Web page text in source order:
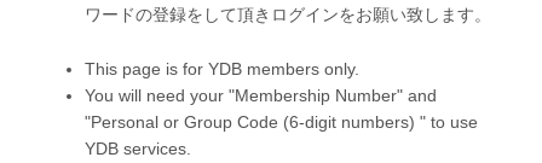
ワードの登録をして頂きログインをお願い致します。
This page is for YDB members only.
You will need your "Membership Number" and
"Personal or Group Code (6-digit numbers) " to use
YDB services.